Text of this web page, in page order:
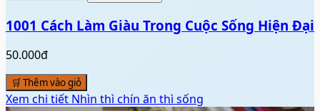
1001 Cách Làm Giàu Trong Cuộc Sống Hiện Đại
50.000đ
🛒 Thêm vào giỏ
Xem chi tiết Nhìn thì chín ăn thì sống